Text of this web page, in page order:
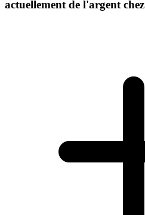
actuellement de l'argent